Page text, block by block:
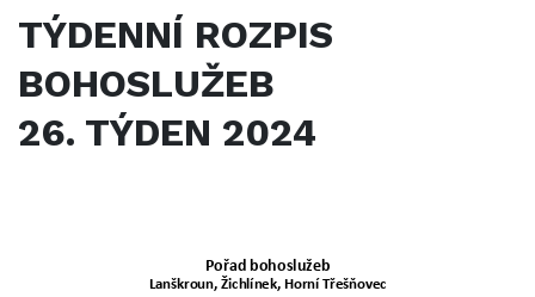
TÝDENNÍ ROZPIS
BOHOSLUŽEB
26. TÝDEN 2024